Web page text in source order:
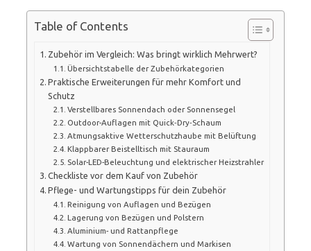
Table of Contents
Zubehör im Vergleich: Was bringt wirklich Mehrwert?
Übersichtstabelle der Zubehörkategorien
Praktische Erweiterungen für mehr Komfort und
Schutz
Verstellbares Sonnendach oder Sonnensegel
Outdoor-Auflagen mit Quick‑Dry‑Schaum
Atmungsaktive Wetterschutzhaube mit Belüftung
Klappbarer Beistelltisch mit Stauraum
Solar-LED-Beleuchtung und elektrischer Heizstrahler
Checkliste vor dem Kauf von Zubehör
Pflege- und Wartungstipps für dein Zubehör
Reinigung von Auflagen und Bezügen
Lagerung von Bezügen und Polstern
Aluminium- und Rattanpflege
Wartung von Sonnendächern und Markisen